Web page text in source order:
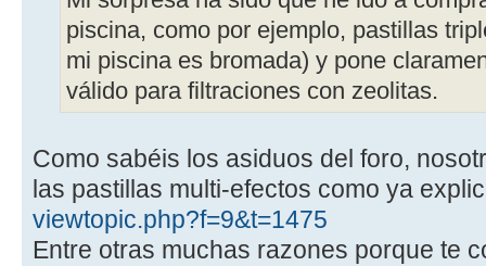
piscina, como por ejemplo, pastillas
mi piscina es bromada) y pone
válido para filtraciones con zeolitas.
Como sabéis los asiduos del foro,
las pastillas multi-efectos como ya
viewtopic.php?f=9&t=1475
Entre otras muchas razones porque te